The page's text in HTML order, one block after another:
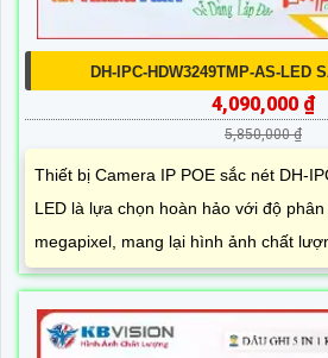
DH-IPC-HDW3249TMP-AS-LED
4,090,000 ₫
5,850,000 ₫
Thiết bị Camera IP POE sắc nét DH-
LED là lựa chọn hoàn hảo với độ
megapixel, mang lại hình ảnh chất